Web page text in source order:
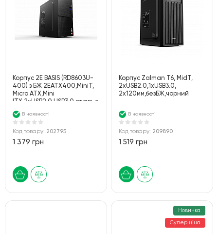
Корпус 2E BASIS (RD8603U-
400) з БЖ 2EATX400,MiniT,
Micro ATX,Mini
ITX,2xUSB2.0,USB3.0,сталь з
В наявності
Код товару: 202795
1 379 грн
Корпус Zalman T6, MidT,
2xUSB2.0,1xUSB3.0,
2x120мм,безБЖ,чорний
В наявності
Код товару: 209890
1 519 грн
Новинка
Супер ціна